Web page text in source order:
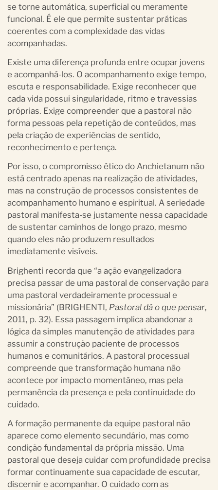
se torne automática, superficial ou meramente
funcional. É ele que permite sustentar práticas
coerentes com a complexidade das vidas
acompanhadas.
Existe uma diferença profunda entre ocupar jovens
e acompanhá-los. O acompanhamento exige tempo,
escuta e responsabilidade. Exige reconhecer que
cada vida possui singularidade, ritmo e travessias
próprias. Exige compreender que a pastoral não
forma pessoas pela repetição de conteúdos, mas
pela criação de experiências de sentido,
reconhecimento e pertença.
Por isso, o compromisso ético do Anchietanum não
está centrado apenas na realização de atividades,
mas na construção de processos consistentes de
acompanhamento humano e espiritual. A seriedade
pastoral manifesta-se justamente nessa capacidade
de sustentar caminhos de longo prazo, mesmo
quando eles não produzem resultados
imediatamente visíveis.
Brighenti recorda que “a ação evangelizadora
precisa passar de uma pastoral de conservação para
uma pastoral verdadeiramente processual e
missionária” (BRIGHENTI, Pastoral dá o que pensar,
2011, p. 32). Essa passagem implica abandonar a
lógica da simples manutenção de atividades para
assumir a construção paciente de processos
humanos e comunitários. A pastoral processual
compreende que transformação humana não
acontece por impacto momentâneo, mas pela
permanência da presença e pela continuidade do
cuidado.
A formação permanente da equipe pastoral não
aparece como elemento secundário, mas como
condição fundamental da própria missão. Uma
pastoral que deseja cuidar com profundidade precisa
formar continuamente sua capacidade de escutar,
discernir e acompanhar. O cuidado com as